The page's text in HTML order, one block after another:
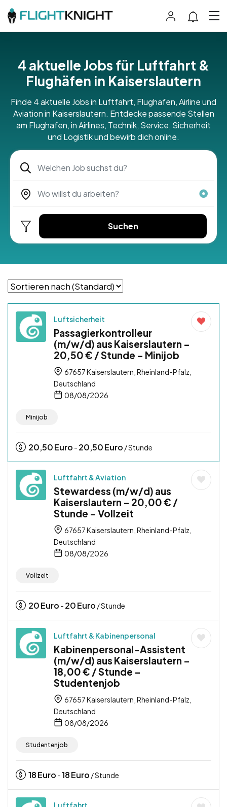
4 aktuelle Jobs für Luftfahrt &
Flughäfen in Kaiserslautern
Finde 4 aktuelle Jobs in Luftfahrt, Flughafen, Airline und
Aviation in Kaiserslautern. Entdecke passende Stellen
am Flughafen, in Airlines, Technik, Service, Sicherheit
und Logistik und bewirb dich online.
Suchen
Luftsicherheit
Passagierkontrolleur
(m/w/d) aus Kaiserslautern –
20,50 € / Stunde – Minijob
67657 Kaiserslautern, Rheinland-Pfalz,
Deutschland
08/08/2026
Minijob
20,50Euro - 20,50Euro / Stunde
Luftfahrt & Aviation
Stewardess (m/w/d) aus
Kaiserslautern – 20,00 € /
Stunde – Vollzeit
67657 Kaiserslautern, Rheinland-Pfalz,
Deutschland
08/08/2026
Vollzeit
20Euro - 20Euro / Stunde
Luftfahrt & Kabinenpersonal
Kabinenpersonal-Assistent
(m/w/d) aus Kaiserslautern –
18,00 € / Stunde –
Studentenjob
67657 Kaiserslautern, Rheinland-Pfalz,
Deutschland
08/08/2026
Studentenjob
18Euro -18Euro / Stunde
Luftfahrt